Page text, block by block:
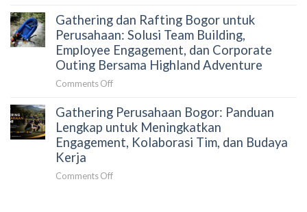
Panduan
Strategis
untuk
Mengurangi
Meningkatkan
Dampak
Acara
dan
Offroad
Bogor
untuk
Team
Building
yang
Lebih
Efektif
Gathering dan Rafting Bogor untuk
Perusahaan: Solusi Team Building,
Employee Engagement, dan Corporate
Outing Bersama Highland Adventure
Comments Offon
dan
Rafting
Bogor
untuk
Solusi
Gathering Perusahaan Bogor: Panduan
Lengkap untuk Meningkatkan
Engagement, Kolaborasi Tim, dan Budaya
Kerja
Comments Offon